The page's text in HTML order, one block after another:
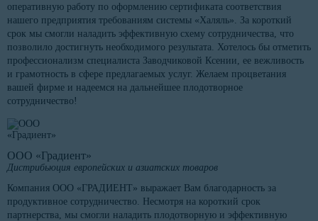
оперативную работу по оформлению сертификата соответствия
нашего предприятия требованиям системы «Халяль». За короткий
срок мы смогли наладить эффективную схему сотрудничества, что
позволило достигнуть необходимого результата. Хотелось бы отметить
профессионализм специалиста Заводчиковой Ксении, ее вежливость
и грамотность в сфере предлагаемых услуг. Желаем процветания
вашей фирме и надеемся на дальнейшее плодотворное
сотрудничество!
ООО «Градиент»
Дистрибьюция европейских и азиатских товаров
Компания ООО «ГРАДИЕНТ» выражает Вам благодарность за
продуктивное сотрудничество. Несмотря на короткий срок
партнерства, мы смогли наладить плодотворную и эффективную